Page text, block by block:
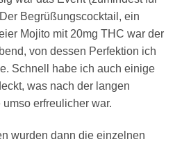
Begrüßungscocktail, ein
Mojito mit 20mg THC war der
von dessen Perfektion ich
Schnell habe ich auch einige
was nach der langen
erfreulicher war.
wurden dann die einzelnen